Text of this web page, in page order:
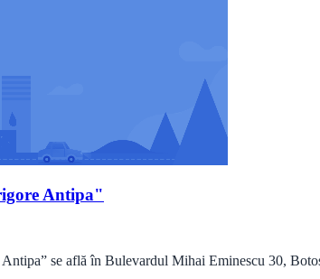
Antipa"
se află în Bulevardul Mihai Eminescu 30,